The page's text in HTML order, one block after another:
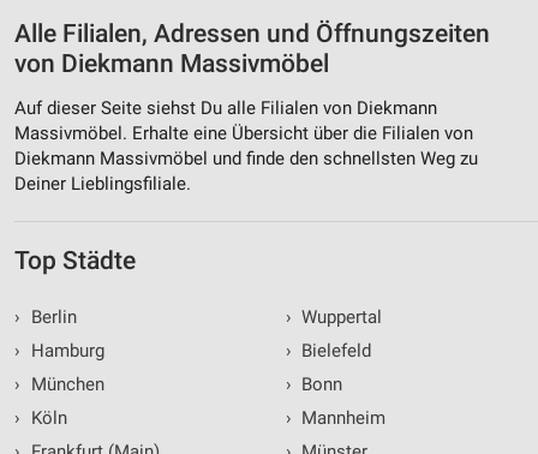
Alle Filialen, Adressen und Öffnungszeiten
von Diekmann Massivmöbel
Auf dieser Seite siehst Du alle Filialen von Diekmann
Massivmöbel. Erhalte eine Übersicht über die Filialen von
Diekmann Massivmöbel und finde den schnellsten Weg zu
Deiner Lieblingsfiliale.
Top Städte
›
Berlin
›
Hamburg
›
München
›
Köln
› Wuppertal
› Bielefeld
› Bonn
› Mannheim